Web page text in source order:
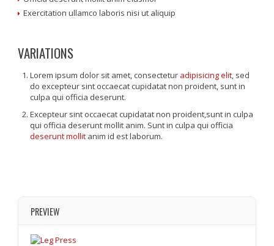
Exercitation ullamco laboris nisi ut aliquip
VARIATIONS
Lorem ipsum dolor sit amet, consectetur adipisicing elit, sed
do excepteur sint occaecat cupidatat non proident, sunt in
culpa qui officia deserunt.
Excepteur sint occaecat cupidatat non proident,sunt in culpa
qui officia deserunt mollit anim. Sunt in culpa qui officia
deserunt mollit anim id est laborum.
PREVIEW